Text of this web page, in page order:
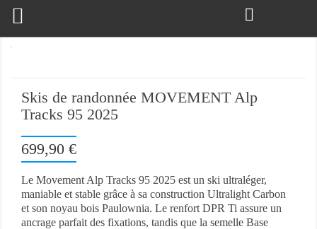

Skis de randonnée MOVEMENT Alp
Tracks 95 2025
699,90 €
Le Movement Alp Tracks 95 2025 est un ski ultraléger,
maniable et stable grâce à sa construction Ultralight Carbon
et son noyau bois Paulownia. Le renfort DPR Ti assure un
ancrage parfait des fixations, tandis que la semelle Base